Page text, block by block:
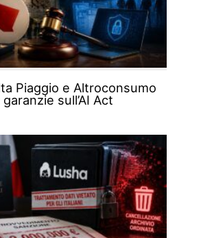
Piaggio e Altroconsumo
sull’AI Act